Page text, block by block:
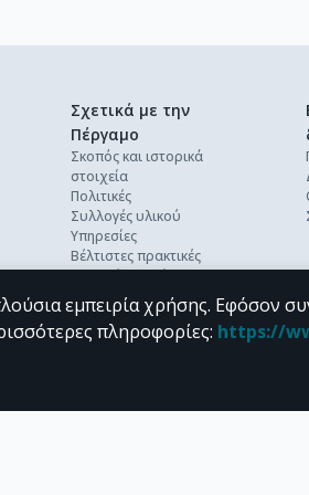
Σχετικά με την
Πέργαμο
Σκοπός και ιστορικά
στοιχεία
Πολιτικές
Συλλογές υλικού
Υπηρεσίες
Βέλτιστες πρακτικές
Ανοικτή επιστήμη
Διεθνή πρότυπα &
διαλειτουργικότητα
Προσωπικά δεδομένα
εμπειρία χρήσης. Εφόσον
πληροφορίες: https://